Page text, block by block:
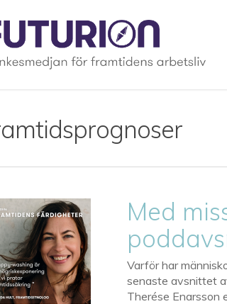
Med
Varför har
senaste avsnittet
Therése Enarsson